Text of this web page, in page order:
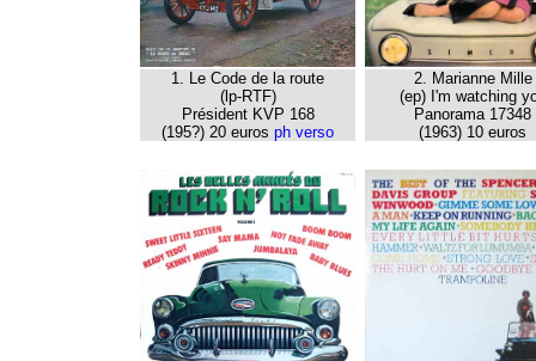
1. Le Code de la route
(lp-RTF)
Président KVP 168
(195?) 20 euros ph verso
2. Marianne Mille
(ep) I'm watching
Panorama 17348
(1963) 10 euros